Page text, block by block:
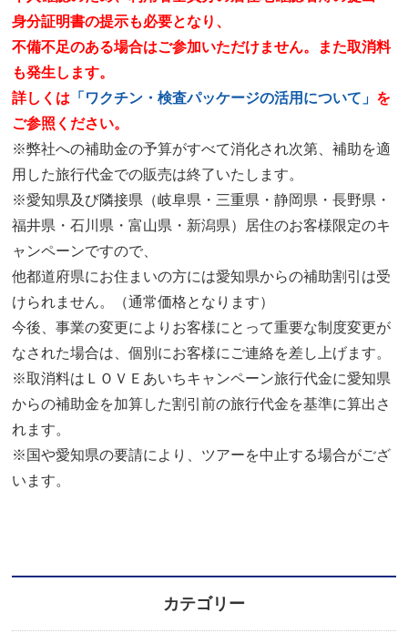
身分証明書の提示も必要となり、
不備不足のある場合はご参加いただけません。また取消料
も発生します。
詳しくは 「ワクチン・検査パッケージの活用について」 を
ご参照ください。
※弊社への補助金の予算がすべて消化され次第、補助を適
用した旅行代金での販売は終了いたします。
※愛知県及び隣接県（岐阜県・三重県・静岡県・長野県・
福井県・石川県・富山県・新潟県）居住のお客様限定のキ
ャンペーンですので、
他都道府県にお住まいの方には愛知県からの補助割引は受
けられません。（通常価格となります）
今後、事業の変更によりお客様にとって重要な制度変更が
なされた場合は、個別にお客様にご連絡を差し上げます。
※取消料はＬＯＶＥあいちキャンペーン旅行代金に愛知県
からの補助金を加算した割引前の旅行代金を基準に算出さ
れます。
※国や愛知県の要請により、ツアーを中止する場合がござ
います。
カテゴリー